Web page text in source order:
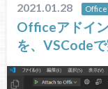
2021.01.28 Office
Officeアドイ
を、VSCode